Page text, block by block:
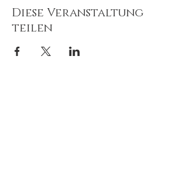
Diese Veranstaltung
teilen